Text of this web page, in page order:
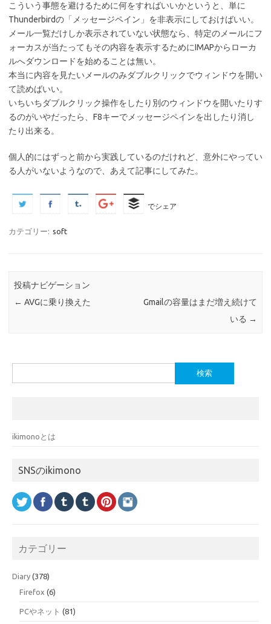
こういう事態を避けるために何をすればいいかというと、単に
Thunderbirdの「メッセージペイン」を非表示にしておけばいい。
メール一覧だけしか表示されていない状態なら、特定のメールにフ
ォーカスが当たってもその内容を表示するためにIMAPからローカ
ルへダウンロードを始めることは無い。
本当に内容を見たいメールのみダブルクリックでウィンドウを開い
て読めばいい。
いちいちダブルクリック操作をしたり別のウィンドウを開いたりす
るのがいやだったら、F8キーでメッセージペインを出したり消し
たり出来る。
個人的にはずっと前から実践しているのだけれど、意外にやってい
る人がいないようなので、あえて記事にしてみた。
でシェア
カテゴリー: soft
投稿ナビゲーション
← AVGに乗り換えた
Gmailの容量はまだ増え続けて
いる →
索:
ikimonoとは
SNSのikimono
カテゴリー
Diary (378)
Firefox (6)
PCやネット (81)